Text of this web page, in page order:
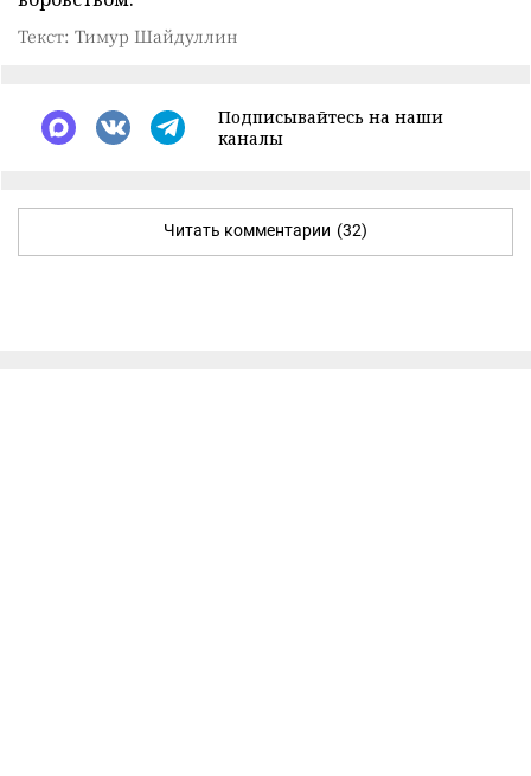
Текст: Тимур Шайдуллин
Подписывайтесь на наши
каналы
Читать комментарии (32)